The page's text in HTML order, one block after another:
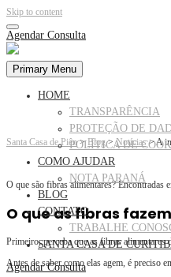
Skip to content
Agendar Consulta
Primary Menu
HOME
TRANSPARÊNCIA
PROTEÇÃO DE
POLÍTICA DE
COMO AJUDAR
NOTA PARANÁ
BLOG
CONTATO
TRABALHE
SANTA CASA DE
Agendar Consulta
Santa Casa de Piên> Blog>Notícias>A
O que são fibras alimentares? Encontradas
O que as fibras
Primeiro, perceba que as fibras alimentares
Antes de saber como elas agem, é preciso